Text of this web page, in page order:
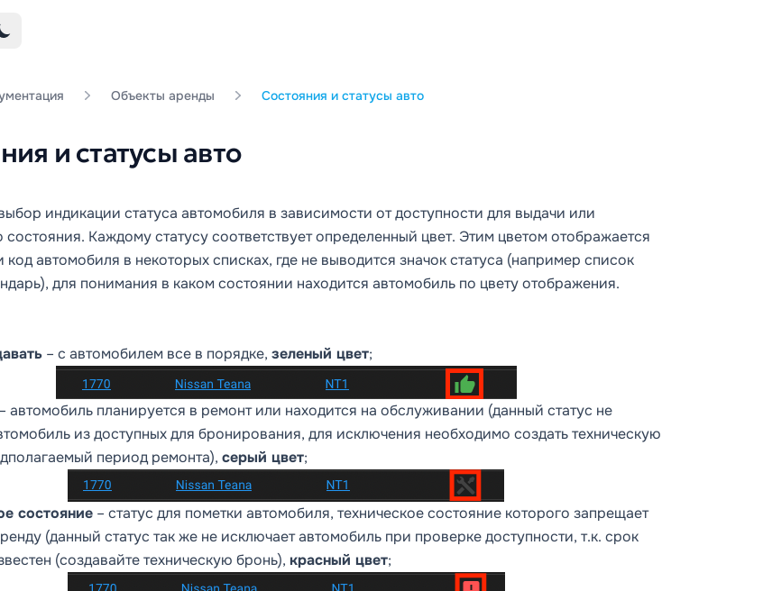
Объекты аренды Состояния и статусы авто
и статусы авто
индикации статуса автомобиля в зависимости от доступности для выдачи или
состояния. Каждому статусу соответствует определенный цвет. Этим цветом отображается
код автомобиля в некоторых списках, где не выводится значок статуса (например список
для понимания в каком состоянии находится автомобиль по цвету отображения.
– с автомобилем все в порядке, зеленый цвет;
– автомобиль планируется в ремонт или находится на обслуживании (данный статус не
из доступных для бронирования, для исключения необходимо создать техническую
период ремонта), серый цвет;
состояние – статус для пометки автомобиля, техническое состояние которого запрещает
(данный статус так же не исключает автомобиль при проверке доступности, т.к. срок
(создавайте техническую бронь), красный цвет;